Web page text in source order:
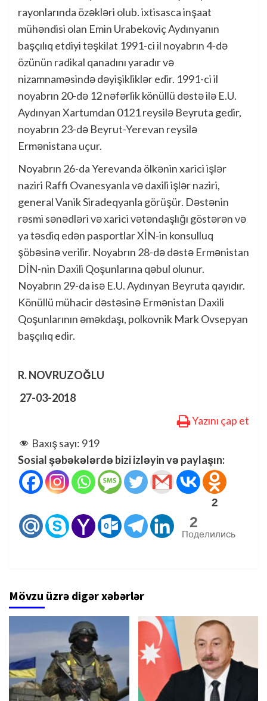
rayonlarında özəkləri olub. ixtisasca inşaat
mühəndisi olan Emin Urabekoviç Aydınyanın
başçılıq etdiyi təşkilat 1991-ci il noyabrın 4-də
özünün radikal qanadını yaradır və
nizamnaməsində dəyişikliklər edir. 1991-ci il
noyabrın 20-də 12 nəfərlik könüllü dəstə ilə E.U.
Aydınyan Xartumdan 0121 reysilə Beyruta gedir,
noyabrın 23-də Beyrut-Yerevan reysilə
Ermənistana uçur.
Noyabrın 26-da Yerevanda ölkənin xarici işlər
naziri Raffi Ovanesyanla və daxili işlər naziri,
general Vanik Siradeqyanla görüşür. Dəstənin
rəsmi sənədləri və xarici vətəndaşlığı göstərən və
ya təsdiq edən pasportlar XİN-in konsulluq
şöbəsinə verilir. Noyabrın 28-də dəstə Ermənistan
DİN-nin Daxili Qoşunlarına qəbul olunur.
Noyabrın 29-da isə E.U. Aydınyan Beyruta qayıdır.
Könüllü mühacir dəstəsinə Ermənistan Daxili
Qoşunlarının əməkdaşı, polkovnik Mark Ovsepyan
başçılıq edir.
R. NOVRUZOĞLU
27-03-2018
Yazını çap et
Baxış sayı: 919
Sosial şəbəkələrdə bizi izləyin və paylaşın:
2
2
Поделились
Mövzu üzrə digər xəbərlər